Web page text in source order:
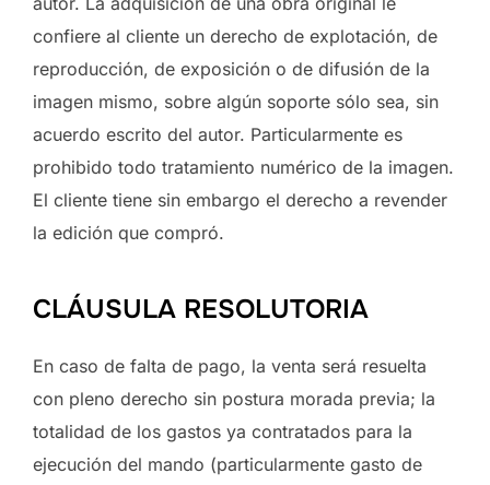
confiere al cliente un derecho de explotación, de
reproducción, de exposición o de difusión de la
imagen mismo, sobre algún soporte sólo sea, sin
acuerdo escrito del autor. Particularmente es
prohibido todo tratamiento numérico de la imagen.
El cliente tiene sin embargo el derecho a revender
la edición que compró.
CLÁUSULA RESOLUTORIA
En caso de falta de pago, la venta será resuelta
con pleno derecho sin postura morada previa; la
totalidad de los gastos ya contratados para la
ejecución del mando (particularmente gasto de